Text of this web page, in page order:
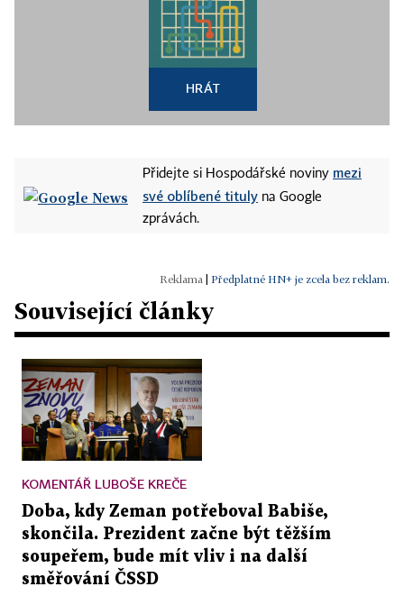
HRÁT
Přidejte si Hospodářské noviny mezi
své oblíbené tituly na Google
zprávách.
Předplatné HN+ je zcela bez reklam.
Související články
KOMENTÁŘ LUBOŠE KREČE
Doba, kdy Zeman potřeboval Babiše,
skončila. Prezident začne být těžším
soupeřem, bude mít vliv i na další
směřování ČSSD